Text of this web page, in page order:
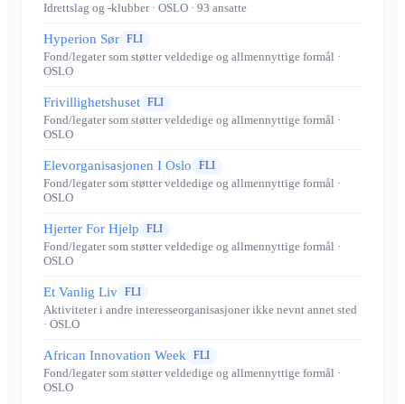
Idrettslag og -klubber· OSLO · 93 ansatte
Hyperion Sør FLI
Fond/legater som støtter veldedige og allmennyttige formål ·
OSLO
Frivillighetshuset FLI
Fond/legater som støtter veldedige og allmennyttige formål ·
OSLO
Elevorganisasjonen I Oslo FLI
Fond/legater som støtter veldedige og allmennyttige formål ·
OSLO
Hjerter For Hjelp FLI
Fond/legater som støtter veldedige og allmennyttige formål ·
OSLO
Et Vanlig Liv FLI
Aktiviteter i andre interesseorganisasjoner ikke nevnt annet sted
· OSLO
African Innovation Week FLI
Fond/legater som støtter veldedige og allmennyttige formål ·
OSLO